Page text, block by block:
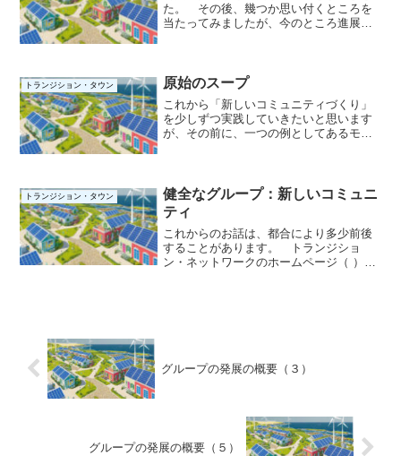
た。 その後、幾つか思い付くところを
当たってみましたが、今のところ進展は
ュニティづくり」を...
トランジション・タウン 原始のスープ
これから「新しいコミュニティづくり」
を少しずつ実践していきたいと思います
が、その前に、一つの例としてあるモデ
みを担い、個別グループが...
トランジション・タウン
健全なグループ：新しいコミュニ
ティ
これからのお話は、都合により多少前後
することがあります。 トランジショ
ン・ネットワークのホームページ（ ）に
グループの発展の概要（３）
グループの発展の概要（５）